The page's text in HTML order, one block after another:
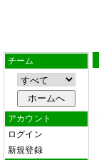
チーム
アカウント
ログイン
新規登録